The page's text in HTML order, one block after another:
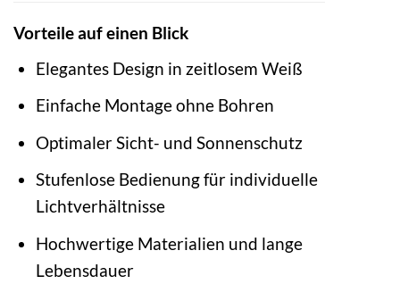
Vorteile auf einen Blick
Elegantes Design in zeitlosem Weiß
Einfache Montage ohne Bohren
Optimaler Sicht- und Sonnenschutz
Stufenlose Bedienung für individuelle
Lichtverhältnisse
Hochwertige Materialien und lange
Lebensdauer